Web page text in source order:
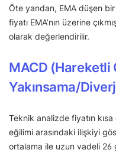
Öte yandan, EMA düşen
fiyatı EMA’nın üzerine
olarak değerlendirilir.
MACD (Hareketli
Yakınsama/
Teknik analizde fiyatın
eğilimi arasındaki ilişkiyi
ortalama ile uzun vadeli 26